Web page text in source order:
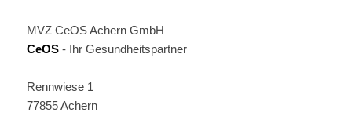
MVZ CeOS Achern GmbH
CeOS- Ihr Gesundheitspartner
Rennwiese 1
77855 Achern